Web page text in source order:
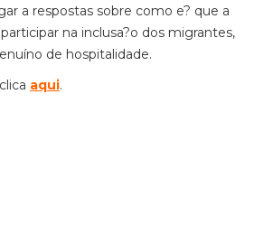
a respostas sobre como e? que a
na inclusa?o dos migrantes,
de hospitalidade.
aqui.